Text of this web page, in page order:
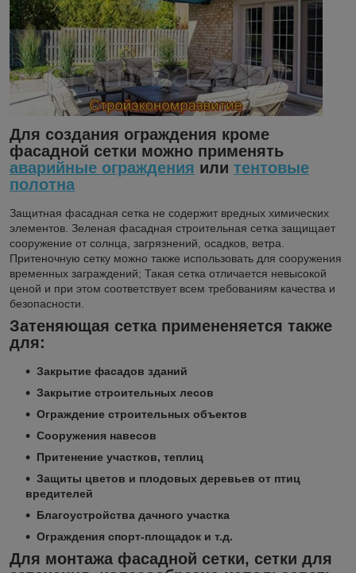
Для создания ограждения кроме
фасадной сетки можно применять
аварийные ограждения или тентовые
полотна
Защитная фасадная сетка не содержит вредных химических
элементов. Зеленая фасадная строительная сетка защищает
сооружение от солнца, загрязнений, осадков, ветра.
Притеночную сетку можно также использовать для сооружения
временных заграждений; Такая сетка отличается невысокой
ценой и при этом соответствует всем требованиям качества и
безопасности.
Затеняющая сетка примененяется также
для:
Закрытие фасадов зданий
Закрытие строительных лесов
Ограждение строительных объектов
Сооружения навесов
Притенение участков, теплиц
Защиты цветов и плодовых деревьев от птиц
вредителей
Благоустройства дачного участка
Ограждения спорт-площадок и т.д.
Для монтажа фасадной сетки, сетки для